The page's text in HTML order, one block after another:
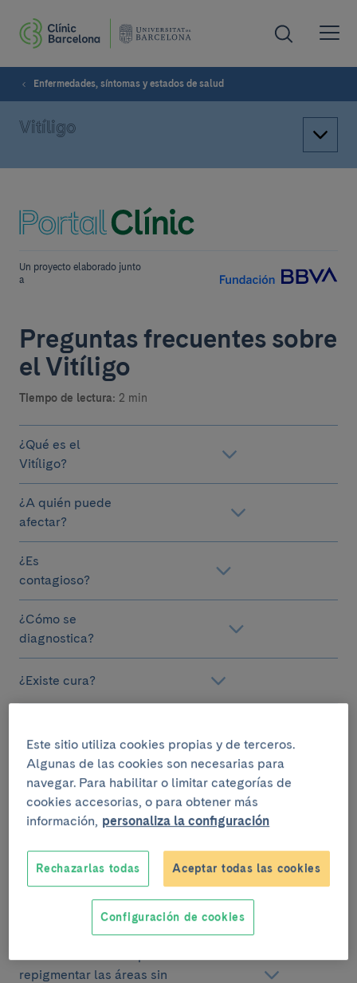
Enfermedades, síntomas y estados de salud
Vitíligo
Un proyecto elaborado junto
a
Preguntas frecuentes sobre
el Vitíligo
Tiempo de lectura: 2 min
¿Qué es el
Vitíligo?
¿A quién puede
afectar?
¿Es
contagioso?
¿Cómo se
diagnostica?
¿Existe cura?
física?
¿Cómo puedo combatir el
impacto emocional?
¿Las manchas son más
sensibles al sol?
repigmentar las áreas sin
Este sitio utiliza cookies propias y de terceros.
Algunas de las cookies son necesarias para
navegar. Para habilitar o limitar categorías de
cookies accesorias, o para obtener más
información, personaliza la configuración
Rechazarlas todas Aceptar todas las cookies
Configuración de cookies